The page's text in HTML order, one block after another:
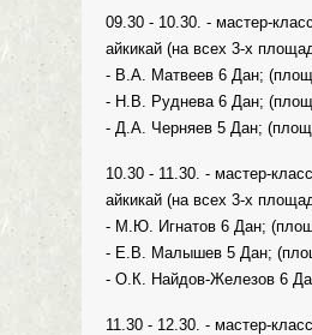
09.30 - 10.30. - мастер-
айкикай (на всех 3-х
- В.А. Матвеев 6 Дан;
- Н.В. Руднева 6 Дан;
- Д.А. Черняев 5 Дан;
10.30 - 11.30. - мастер-
айкикай (на всех 3-х
- М.Ю. Игнатов 6 Дан;
- Е.В. Малышев 5 Дан;
- О.К. Найдов-Железов 6
11.30 - 12.30. - мастер-